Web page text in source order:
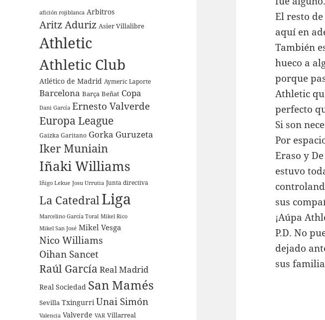
afición rojiblanca Arbitros
Aritz Aduriz Asier Villalibre
Athletic
Athletic Club
Atlético de Madrid Aymeric Laporte
Barcelona Barça Beñat Copa
Dani García Ernesto Valverde
Europa League
Gaizka Garitano Gorka Guruzeta
Iker Muniain
Iñaki Williams
Iñigo Lekue Josu Urrutia Junta directiva
La CatedralLiga
Marcelino García Toral Mikel Rico
Mikel San José Mikel Vesga
Nico Williams
Oihan Sancet
Raúl García Real Madrid
Real Sociedad San Mamés
Sevilla Txingurri Unai Simón
Valencia Valverde VAR Villarreal
El resto
aquí en
También
hueco a
porque
Athletic
perfecto
Si son
Por
Eraso y
estuvo
sus
¡Aúpa
P.D. No
dejado
sus